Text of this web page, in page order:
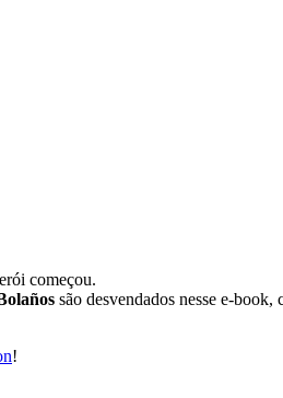
começou.
são desvendados nesse e-
!